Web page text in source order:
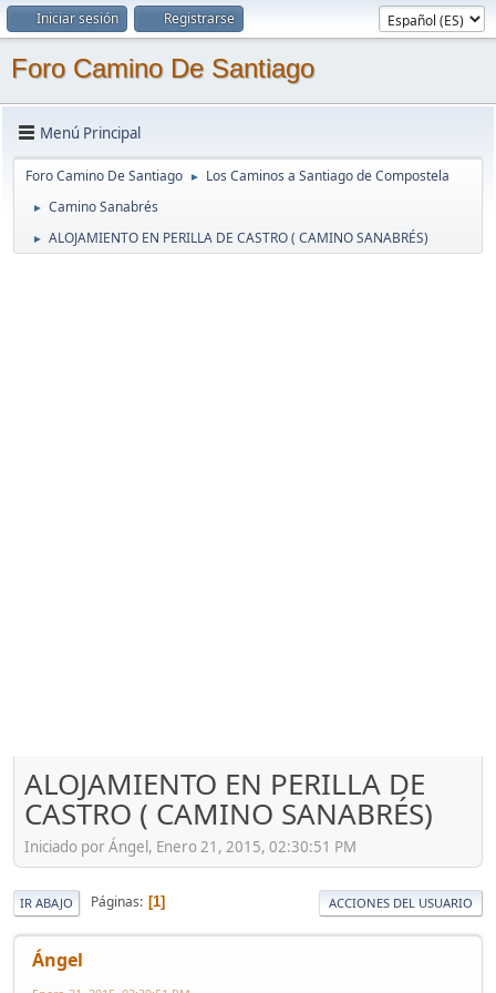
Iniciar sesión Registrarse
Foro Camino De Santiago
Menú Principal
Foro Camino De Santiago ► Los Caminos a Santiago de Compostela
► Camino Sanabrés
► ALOJAMIENTO EN PERILLA DE CASTRO ( CAMINO SANABRÉS)
ALOJAMIENTO EN PERILLA DE
CASTRO ( CAMINO SANABRÉS)
Iniciado por Ángel, Enero 21, 2015, 02:30:51 PM
IR ABAJO Páginas 1 ACCIONES DEL USUARIO
Ángel